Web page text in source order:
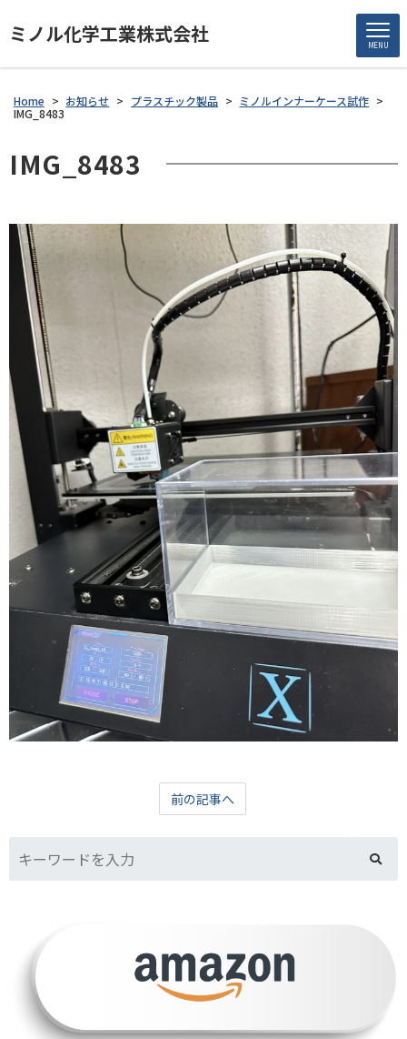
ミノル化学工業株式会社 MENU
Home > お知らせ > プラスチック製品 > ミノルインナーケース試作 >
IMG_8483
IMG_8483
前の記事へ